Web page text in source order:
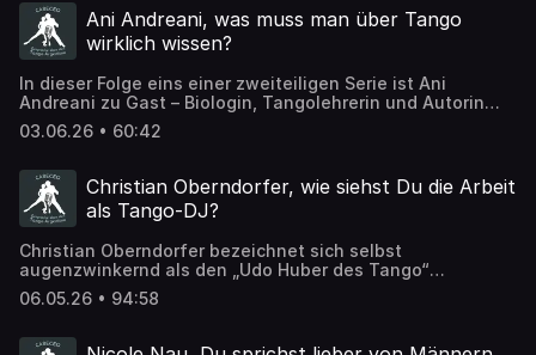
Musikalität das wahre Geheimnis für eine harmonische
Verbindung auf der Tanzfläche sind – denn was Follower
wirklich wollen, ist ein gemeinsames Kreieren statt
Ani Andreani, was muss man über Tango
wirklich wissen?
In dieser Folge eins einer zweiteiligen Serie ist Ani
Andreani zu Gast – Biologin, Tangolehrerin und Autorin
des Buches „111 Dinge über Tango, die man wissen muss“.
Mit ihrem Ansatz „Tango ohne Blabla“ bringt sie
dabei aus einer vielseitigen Karriere, die von Ballett bis
hin zu Burlesque reicht.
03.06.26 • 60:42
Christian Oberndorfer, wie siehst Du die Arbeit
als Tango-DJ?
Christian Oberndorfer bezeichnet sich selbst
augenzwinkernd als den „Udo Huber des Tango“
(österreichischer Radio-Moderator). Der Hintergrund ist
eine tiefe musikpsychologische Einsicht, die er von der
Milongueros tragen etwa 1.000 bis 1.200 Tangos wie ein
06.05.26 • 94:58